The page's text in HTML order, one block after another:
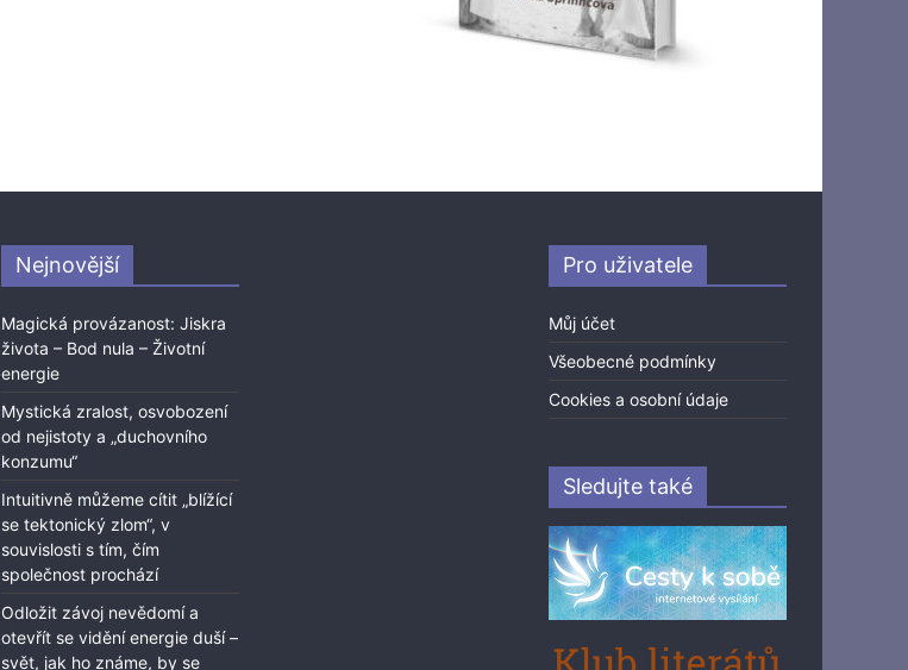
Nejnovější
Magická provázanost: Jiskra
života – Bod nula – Životní
energie
Mystická zralost, osvobození
od nejistoty a „duchovního
konzumu“
Intuitivně můžeme cítit „blížící
se tektonický zlom“, v
souvislosti s tím, čím
společnost prochází
Odložit závoj nevědomí a
otevřít se vidění energie duší –
svět, jak ho známe, by se
Pro uživatele
Můj účet
Všeobecné podmínky
Cookies a osobní údaje
Sledujte také